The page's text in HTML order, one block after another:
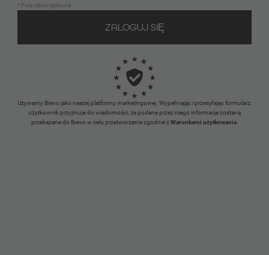
* Pole obowiązkowe
Używamy Brevo jako naszej platformy marketingowej. Wypełniając i przesyłając formularz,
użytkownik przyjmuje do wiadomości, że podane przez niego informacje zostaną
przekazane do Brevo w celu przetworzenia zgodnie zWarunkami użytkowania.